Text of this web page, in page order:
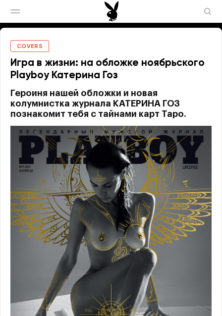
COVERS
Игра в жизни: на обложке ноябрьского
Playboy Катерина Гоз
Героиня нашей обложки и новая
колумнистка журнала КАТЕРИНА ГОЗ
познакомит тебя с тайнами карт Таро.